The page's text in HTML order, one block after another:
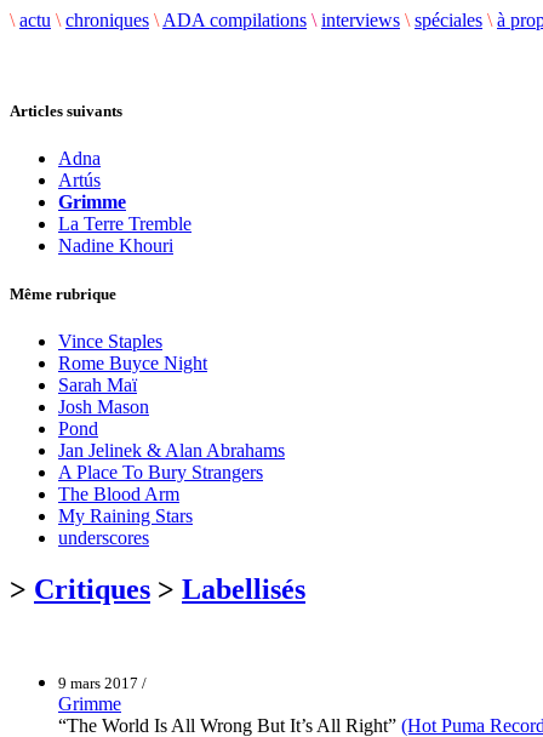
\ actu \ chroniques \ ADA compilations \ interviews \ spéciales \ à
Articles suivants
Adna
Artús
Grimme
La Terre Tremble
Nadine Khouri
Même rubrique
Vince Staples
Rome Buyce Night
Sarah Maï
Josh Mason
Pond
Jan Jelinek & Alan Abrahams
A Place To Bury Strangers
The Blood Arm
My Raining Stars
underscores
> Critiques > Labellisés
9 mars 2017 /
Grimme
“The World Is All Wrong But It’s All Right” (Hot Puma